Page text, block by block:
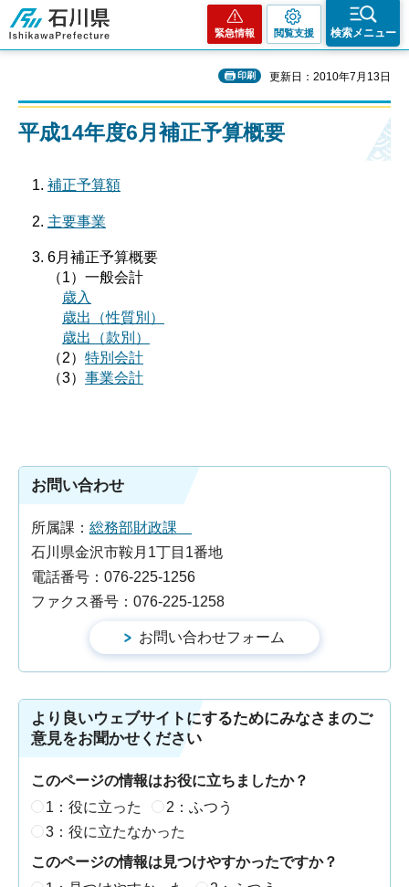
石川県
緊急情報 閲覧支援 検索メニュー
印刷 更新日：2010年7月13日
平成14年度6月補正予算概要
補正予算額
主要事業
6月補正予算概要
（1）一般会計
歳入
歳出（性質別）
歳出（款別）
（2） 特別会計
（3） 事業会計
お問い合わせ
所属課： 総務部財政課
石川県金沢市鞍月1丁目1番地
電話番号：076-225-1256
ファクス番号：076-225-1258
より良いウェブサイトにするためにみなさまのご
意見をお聞かせください
このページの情報はお役に立ちましたか？
1：役に立った
2：ふつう
3：役に立たなかった
このページの情報は見つけやすかったですか？